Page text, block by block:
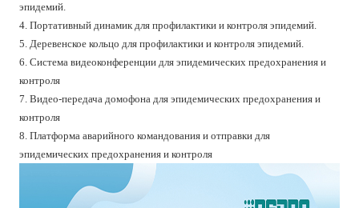
эпидемий.
4. Портативный динамик для профилактики и контроля эпидемий.
5. Деревенское кольцо для профилактики и контроля эпидемий.
6. Система видеоконференции для эпидемических предохранения и
контроля
7. Видео-передача домофона для эпидемических предохранения и
контроля
8. Платформа аварийного командования и отправки для
эпидемических предохранения и контроля